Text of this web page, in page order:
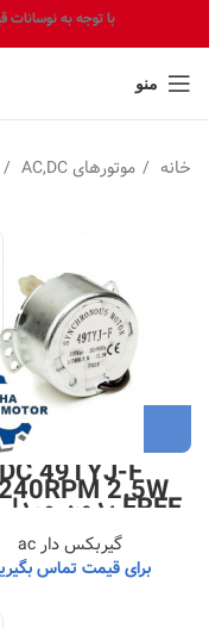
با توجه به نوسانات
منو
خانه موتورهای AC,DC
49TYJ-F
2.5W
به AC
گیربکس دار ac
برای قیمت تماس